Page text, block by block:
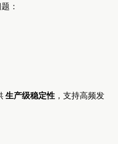
：
生产级稳定性，支持高频发